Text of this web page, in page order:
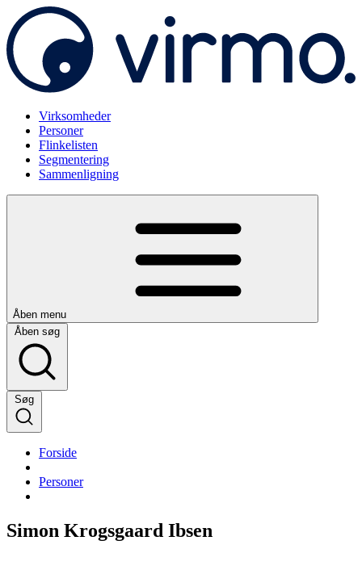
Virksomheder
Personer
Flinkelisten
Segmentering
Sammenligning
Åben menu
Åben søg
Søg
Forside
Personer
Simon Krogsgaard Ibsen